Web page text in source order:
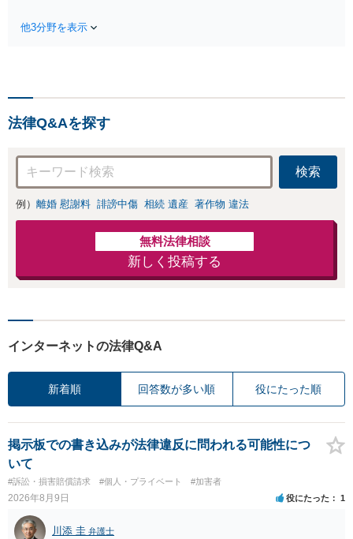
【地域密着】
他3分野を表示
法律Q&Aを探す
検索
例） 離婚 慰謝料 誹謗中傷 相続 遺産 著作物 違法
無料法律相談
新しく投稿する
インターネットの法律Q&A
新着順 回答数が多い順 役にたった順
掲示板での書き込みが法律違反に問われる可能性につ
いて
#訴訟・損害賠償請求 #個人・プライベート #加害者
2026年8月9日 役にたった 1
川添 圭 弁護士